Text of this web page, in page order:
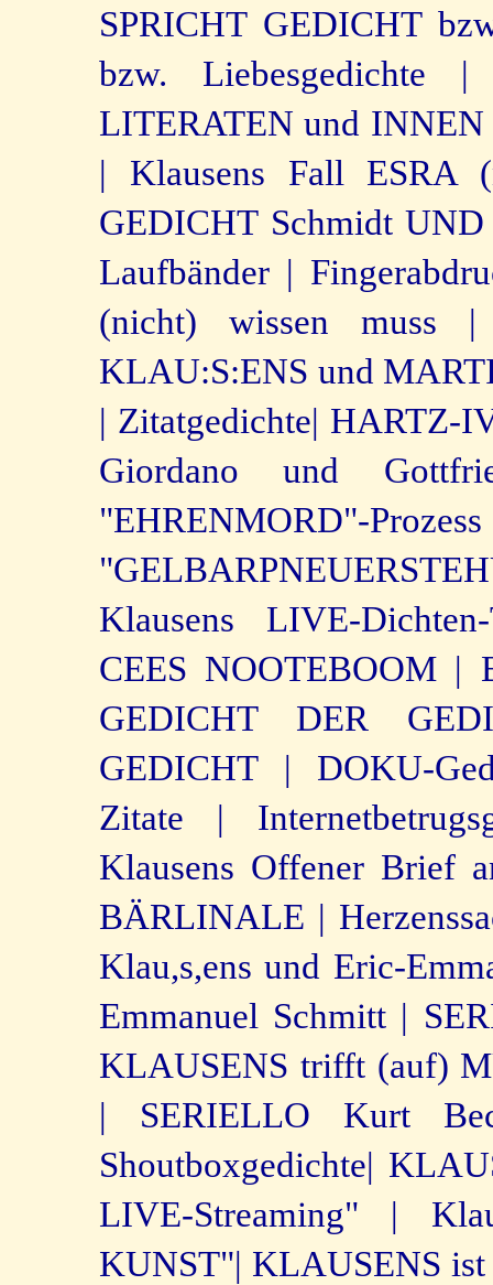
SPRICHT GEDICHT
bzw. Liebesgedichte |
LITERATEN und
|
Klausens Fall
GEDICHT Schmidt UND
Laufbänder |
(nicht) wissen muss |
KLAU:S:ENS und
| Zitatgedichte| HARTZ-
Giordano und
"EHRENMORD"-
Klausens LIVE-
CEES NOOTEBOOM |
GEDICHT DER
GEDICHT |
DOKU-
Zitate |
Klausens Offener Brief
BÄRLINALE |
Klau,s,ens und Eric-
Emmanuel Schmitt |
KLAUSENS trifft (auf)
|
SERIELLO Kurt
Shoutboxgedichte|
LIVE-Streaming" |
KUNST"| KLAUSENS